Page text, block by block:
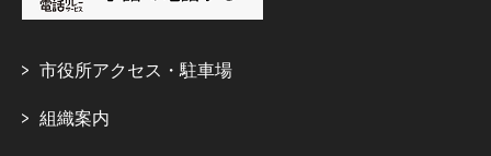
市役所アクセス・駐車場
組織案内